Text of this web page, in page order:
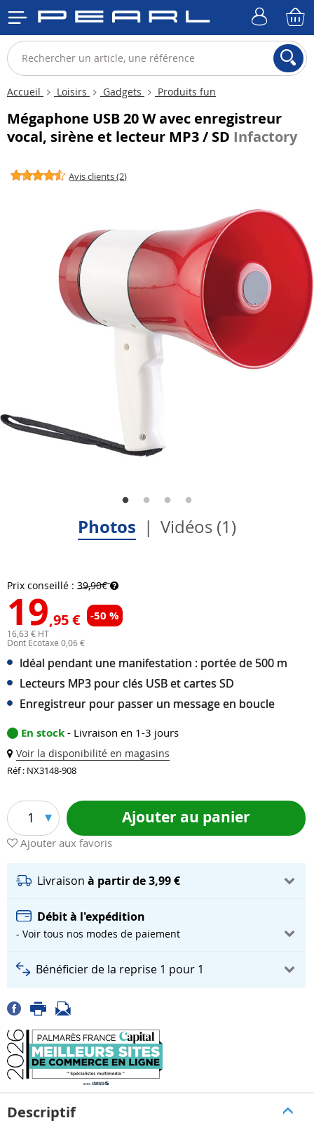
Accueil Loisirs Gadgets Produits fun
Mégaphone USB 20 W avec enregistreur
vocal, sirène et lecteur MP3 / SD Infactory
Avis clients (2)
Photos Vidéos (1)
Prix conseillé : 39,90€
19,95 € -50 %
16,63 € HT
Dont Ecotaxe 0,06 €
Idéal pendant une manifestation : portée de 500 m
Lecteurs MP3 pour clés USB et cartes SD
Enregistreur pour passer un message en boucle
En stock - Livraison en 1-3 jours
Voir la disponibilité en magasins
Réf : NX3148-908
1 Ajouter au panier
Ajouter aux favoris
Livraison à partir de 3,99 €
Débit à l'expédition
- Voir tous nos modes de paiement
Bénéficier de la reprise 1 pour 1
Descriptif